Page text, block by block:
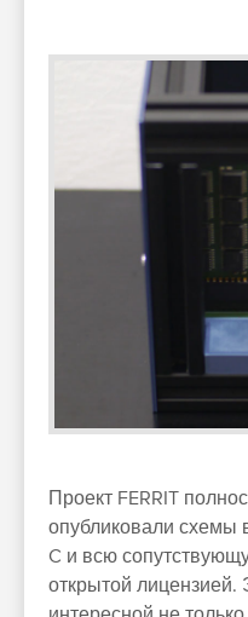
Проект FERRIT
опубликовали схемы
C и всю
открытой